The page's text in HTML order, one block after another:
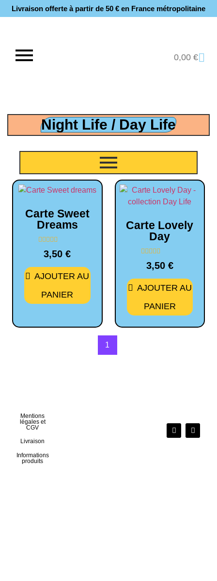
Livraison offerte à partir de 50 € en France métropolitaine​
0,00€
Night Life / Day Life
Carte Sweet
Dreams
Note
3,50€
AJOUTER AU
PANIER
Carte Lovely
Day
Note
3,50 €
AJOUTER AU
PANIER
1
Mentions
légales et
CGV
Livraison
Informations
produits